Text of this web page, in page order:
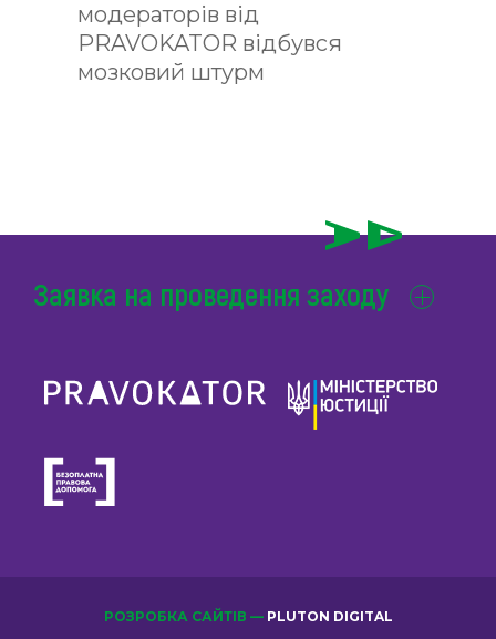
модераторів від
PRAVOKATOR відбувся
мозковий штурм
Заявка на проведення заходу
РОЗРОБКА САЙТІВ — PLUTON DIGITAL